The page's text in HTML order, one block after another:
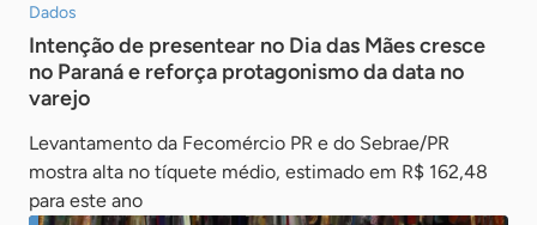
Dados
Intenção de presentear no Dia das Mães cresce
no Paraná e reforça protagonismo da data no
varejo
Levantamento da Fecomércio PR e do Sebrae/PR
mostra alta no tíquete médio, estimado em R$ 162,48
para este ano